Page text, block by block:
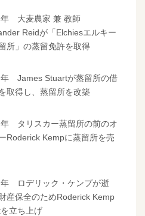
大麦農家 兼 教師
Reidが「Elchiesエルキー
所」の蒸留免許を取得
James Stuartが蒸留所の借
取得し、蒸留所を改築
タリスカー蒸留所の前のオ
Roderick Kempに蒸留所を売
ロデリック・ケンプが逝
産保全のためRoderick Kemp
立ち上げ